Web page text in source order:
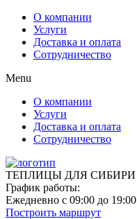
О компании
Услуги
Доставка и оплата
Сотрудничество
Menu
О компании
Услуги
Доставка и оплата
Сотрудничество
ТЕПЛИЦЫ ДЛЯ СИБИРИ
График работы:
Ежедневно с 09:00 до 19:00
Построить маршрут